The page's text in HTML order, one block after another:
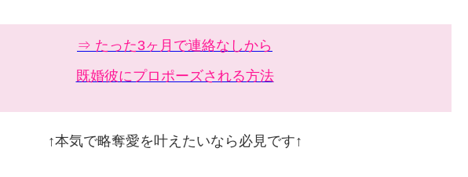
⇒ たった3ヶ月で連絡なしから
既婚彼にプロポーズされる方法
↑本気で略奪愛を叶えたいなら必見です↑